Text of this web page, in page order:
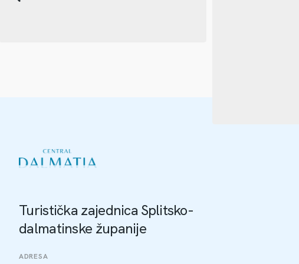
Turistička zajednica Splitsko-
dalmatinske županije
ADRESA